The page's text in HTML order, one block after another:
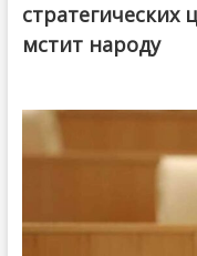
стратегических
мстит народу